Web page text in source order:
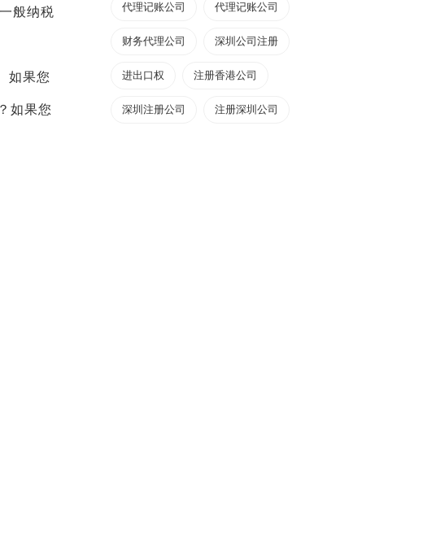
般纳税
如果您
如果您
代理记账公司 代理记账公司
财务代理公司 深圳公司注册
进出口权 注册香港公司
深圳注册公司 注册深圳公司